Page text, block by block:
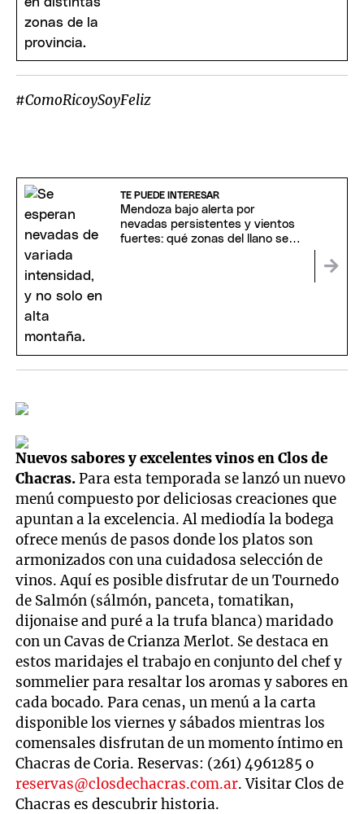
#ComoRicoySoyFeliz
TE PUEDE INTERESAR
Mendoza bajo alerta por
nevadas persistentes y vientos
fuertes: qué zonas del llano se
Nuevos sabores y excelentes vinos en Clos de
Chacras.Para esta temporada se lanzó un nuevo
menú compuesto por deliciosas creaciones que
apuntan a la excelencia. Al mediodía la bodega
ofrece menús de pasos donde los platos son
armonizados con una cuidadosa selección de
vinos. Aquí es posible disfrutar de un Tournedo
de Salmón (sálmón, panceta, tomatikan,
dijonaise and puré a la trufa blanca) maridado
con un Cavas de Crianza Merlot. Se destaca en
estos maridajes el trabajo en conjunto del chef y
sommelier para resaltar los aromas y sabores en
cada bocado. Para cenas, un menú a la carta
disponible los viernes y sábados mientras los
comensales disfrutan de un momento íntimo en
Chacras de Coria. Reservas: (261) 4961285 o
reservas@closdechacras.com.ar. Visitar Clos de
Chacras es descubrir historia.